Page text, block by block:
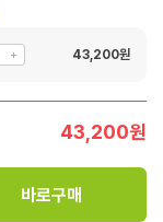
43,200원
43,200원
바로구매